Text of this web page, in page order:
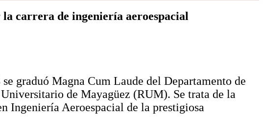
carrera de ingeniería aeroespacial
se graduó Magna Cum Laude del Departamento de
de Mayagüez (RUM). Se trata de la
Ingeniería Aeroespacial de la prestigiosa